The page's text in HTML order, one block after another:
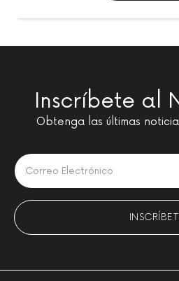
Inscríbete al
Obtenga las últimas
Please leave this field empty.